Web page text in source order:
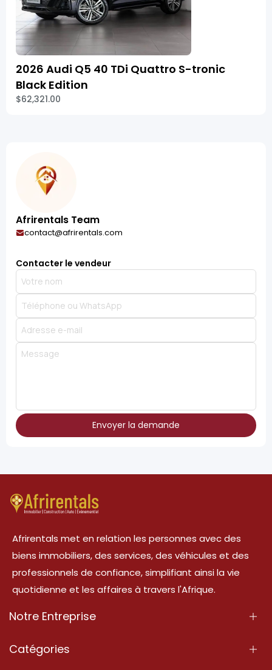
2026 Audi Q5 40 TDi Quattro S-tronic
Black Edition
$62,321.00
Afrirentals Team
contact@afrirentals.com
Contacter le vendeur
Envoyer la demande
Afrirentals met en relation les personnes avec des
biens immobiliers, des services, des véhicules et des
professionnels de confiance, simplifiant ainsi la vie
quotidienne et les affaires à travers l'Afrique.
Notre Entreprise
À Propos
Catégories